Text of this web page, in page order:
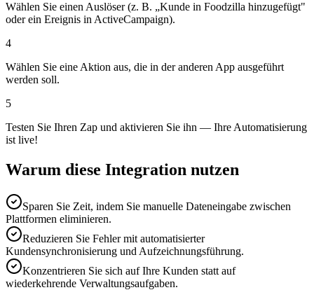
Wählen Sie einen Auslöser (z. B. „Kunde in Foodzilla hinzugefügt"
oder ein Ereignis in ActiveCampaign).
4
Wählen Sie eine Aktion aus, die in der anderen App ausgeführt
werden soll.
5
Testen Sie Ihren Zap und aktivieren Sie ihn — Ihre Automatisierung
ist live!
Warum diese Integration nutzen
Sparen Sie Zeit, indem Sie manuelle Dateneingabe zwischen
Plattformen eliminieren.
Reduzieren Sie Fehler mit automatisierter
Kundensynchronisierung und Aufzeichnungsführung.
Konzentrieren Sie sich auf Ihre Kunden statt auf
wiederkehrende Verwaltungsaufgaben.